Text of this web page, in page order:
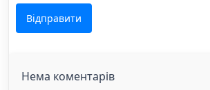
Відправити
Нема коментарів